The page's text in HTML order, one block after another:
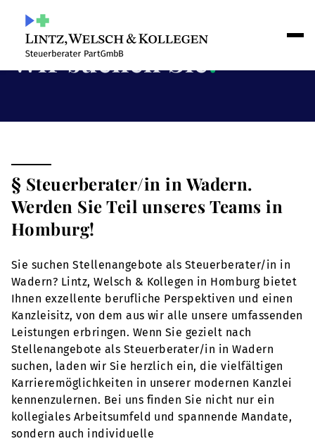
Wir suchen Sie!
§ Steuerberater/in in Wadern.
Werden Sie Teil unseres Teams in
Homburg!
Sie suchen Stellenangebote als Steuerberater/in in
Wadern? Lintz, Welsch & Kollegen in Homburg bietet
Ihnen exzellente berufliche Perspektiven und einen
Kanzleisitz, von dem aus wir alle unsere umfassenden
Leistungen erbringen. Wenn Sie gezielt nach
Stellenangebote als Steuerberater/in in Wadern
suchen, laden wir Sie herzlich ein, die vielfältigen
Karrieremöglichkeiten in unserer modernen Kanzlei
kennenzulernen. Bei uns finden Sie nicht nur ein
kollegiales Arbeitsumfeld und spannende Mandate,
sondern auch individuelle